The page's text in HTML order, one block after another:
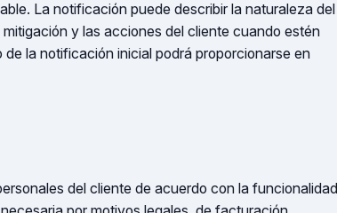
La notificación puede describir la naturaleza del
y las acciones del cliente cuando estén
la notificación inicial podrá proporcionarse en
del cliente de acuerdo con la funcionalidad